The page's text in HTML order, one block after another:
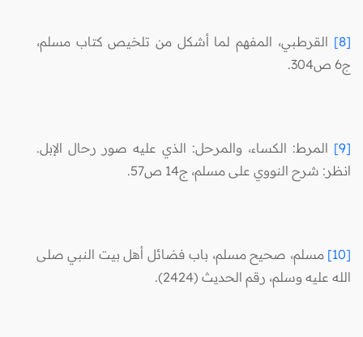
[8]
القرطبي، المفهم لما أشكل من تلخيص كتاب مسلم،
ج6 ص304.
[9]
المرط: الكساء، والمرحل: الذي عليه صور رحال الإبل.
انظر: شرح النووي على مسلم، ج14 ص57.
[10]
مسلم، صحيح مسلم، باب فضائل أهل بيت النبي صلى
الله عليه وسلم، رقم الحديث (2424).